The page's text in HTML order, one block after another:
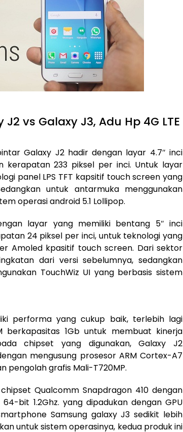
vs Galaxy J3, Adu Hp 4G LTE
Galaxy J2 hadir dengan layar 4.7″ inci
kerapatan 233 piksel per inci. Untuk layar
panel LPS TFT kapsitif touch screen yang
untuk antarmuka menggunakan
operasi android 5.1 Lollipop.
layar yang memiliki bentang 5″ inci
24 piksel per inci, untuk teknologi yang
Amoled kpasitif touch screen. Dari sektor
dari versi sebelumnya, sedangkan
TouchWiz UI yang berbasis sistem
performa yang cukup baik, terlebih lagi
berkapasitas 1Gb untuk membuat kinerja
chipset yang digunakan, Galaxy J2
mengusung prosesor ARM Cortex-A7
pengolah grafis Mali-T720MP.
Qualcomm Snapdragon 410 dengan
bit 1.2Ghz. yang dipadukan dengan GPU
Samsung galaxy J3 sedikit lebih
untuk sistem operasinya, kedua produk ini